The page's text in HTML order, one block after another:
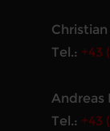
Christian
Tel.: +43
Andreas
Tel.: +43